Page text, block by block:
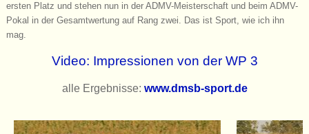
ersten Platz und stehen nun in der ADMV-Meisterschaft und beim ADMV-
Pokal in der Gesamtwertung auf Rang zwei. Das ist Sport, wie ich ihn
mag.
Video: Impressionen von der WP 3
alle Ergebnisse: www.dmsb-sport.de